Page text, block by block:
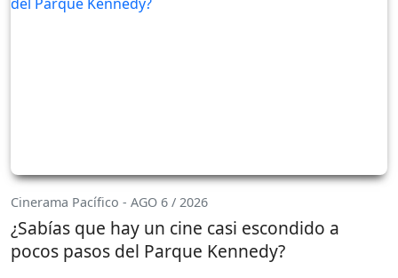
Cinerama Pacífico - AGO 6 / 2026
¿Sabías que hay un cine casi escondido a
pocos pasos del Parque Kennedy?